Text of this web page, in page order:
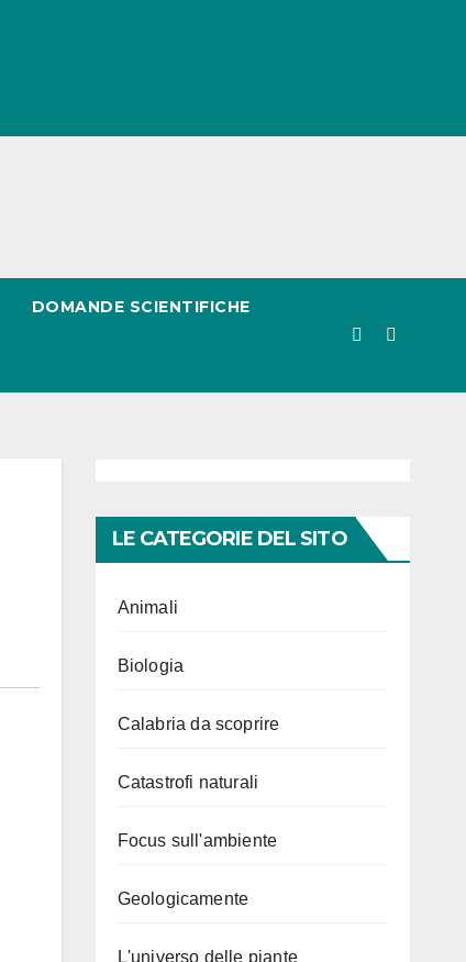
DOMANDE SCIENTIFICHE
LE CATEGORIE DEL SITO
Animali
Biologia
Calabria da scoprire
Catastrofi naturali
Focus sull'ambiente
Geologicamente
L'universo delle piante